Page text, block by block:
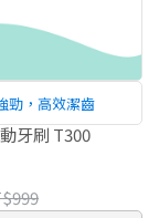
勁，高效潔齒
牙刷 T300